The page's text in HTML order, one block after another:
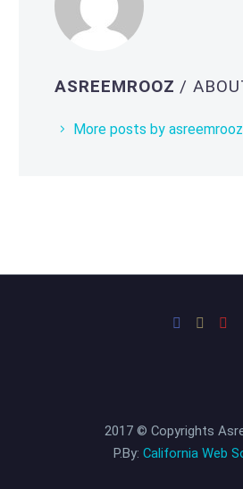
ASREEMROOZ /
More posts by asreemrooz
2017 © Copyrights
P.By: California Web